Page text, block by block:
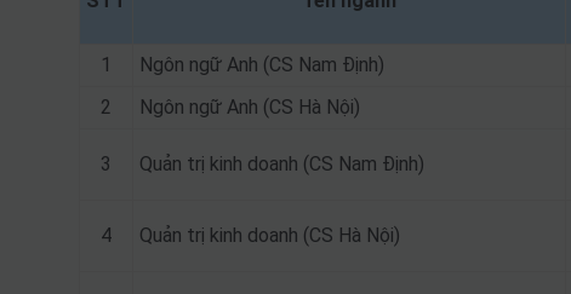
1
Ngôn ngữ Anh (CS Nam Định)
2
Ngôn ngữ Anh (CS Hà Nội)
3 Quản trị kinh doanh (CS Nam Định)
4 Quản trị kinh doanh (CS Hà Nội)